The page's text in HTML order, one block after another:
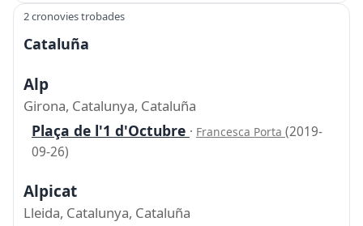
2 cronovies trobades
Cataluña
Alp
Girona, Catalunya, Cataluña
Plaça de l'1 d'Octubre · Francesca Porta (2019-
09-26)
Alpicat
Lleida, Catalunya, Cataluña